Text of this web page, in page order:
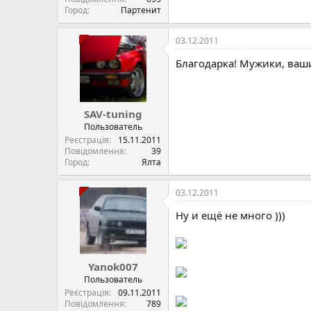
Город
Партенит
SAV-tuning
Пользователь
Реєстрація
15.11.2011
Повідомлення
39
Город
Ялта
03.12.2011
Благодарка! Мужики,
Yanok007
Пользователь
Реєстрація
09.11.2011
Повідомлення
789
03.12.2011
Ну и ещё не много )))